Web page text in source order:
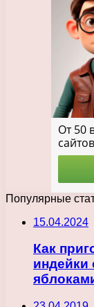
Популярные
15.04.2024
Как